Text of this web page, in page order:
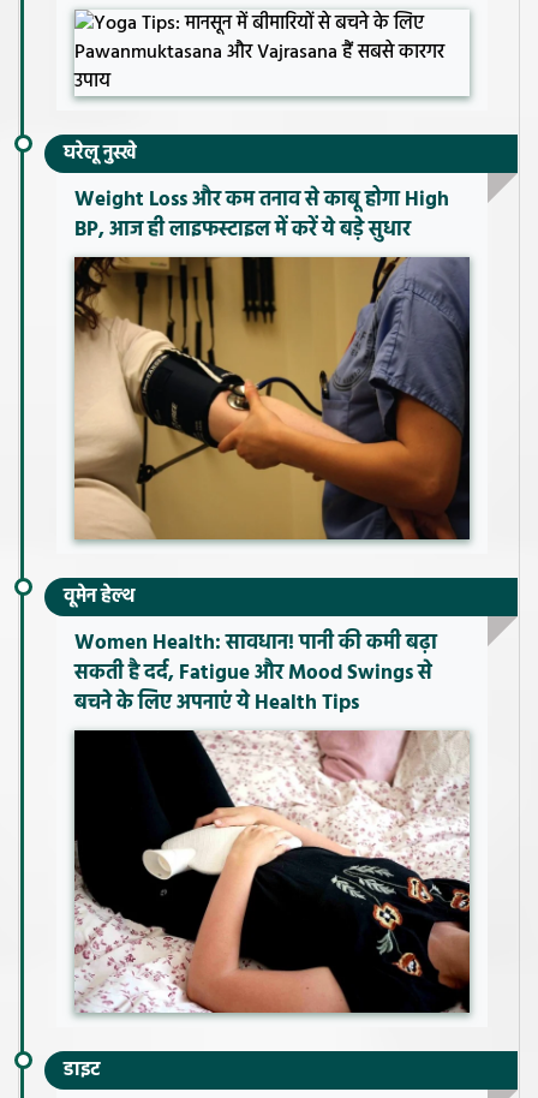
घरेलू नुस्खे
Weight Loss और कम तनाव से काबू होगा High
BP, आज ही लाइफस्टाइल में करें ये बड़े सुधार
वूमेन हेल्थ
Women Health: सावधान! पानी की कमी बढ़ा
सकती है दर्द, Fatigue और Mood Swings से
बचने के लिए अपनाएं ये Health Tips
डाइट